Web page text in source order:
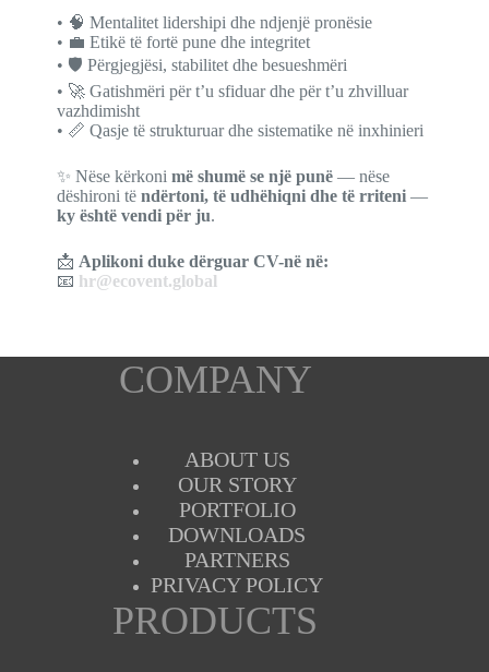
• 🧠 Mentalitet lidershipi dhe ndjenjë pronësie
• 💼 Etikë të fortë pune dhe integritet
• 🛡️ Përgjegjësi, stabilitet dhe besueshmëri
• 🚀 Gatishmëri për t’u sfiduar dhe për t’u zhvilluar
vazhdimisht
• 📏 Qasje të strukturuar dhe sistematike në inxhinieri
✨ Nëse kërkoni më shumë se një punë— nëse
dëshironi të ndërtoni, të udhëhiqni dhe të rriteni—
ky është vendi për ju.
📩 Aplikoni duke dërguar CV-në në:
📧 hr@ecovent.global
COMPANY
ABOUT US
OUR STORY
PORTFOLIO
DOWNLOADS
PARTNERS
PRIVACY POLICY
PRODUCTS